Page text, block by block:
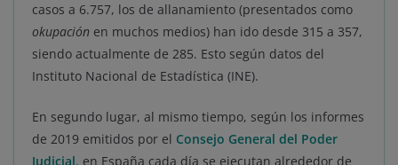
casos a 6.757, los de allanamiento (presentados como
okupación en muchos medios) han ido desde 315 a 357,
siendo actualmente de 285. Esto según datos del
Instituto Nacional de Estadística (INE).
En segundo lugar, al mismo tiempo, según los informes
de 2019 emitidos por el Consejo General del Poder
Judicial, en España cada día se ejecutan alrededor de